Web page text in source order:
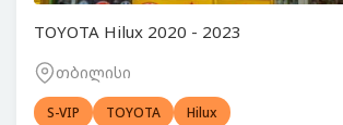
TOYOTA Hilux 2020 - 2023
თბილისი
S-VIP TOYOTA Hilux